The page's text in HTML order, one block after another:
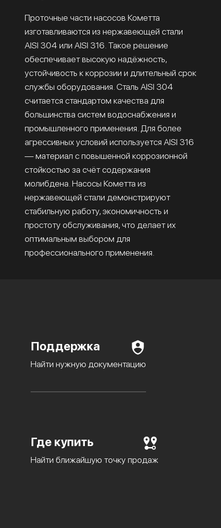
Проточные части насосов Кометта
изготавливаются из нержавеющей стали
AISI 304 или AISI 316. Такое решение
обеспечивает высокую надёжность,
устойчивость к коррозии и длительный срок
службы оборудования. Сталь AISI 304
считается стандартом качества для
большинства систем водоснабжения и
промышленного применения. Для более
агрессивных условий используется AISI 316
— материал с повышенной коррозионной
стойкостью за счёт содержания
молибдена. Насосы Кометта из
нержавеющей стали демонстрируют
стабильную работу, экономичность и
простоту обслуживания, что делает их
оптимальным выбором для
профессионального применения.
Поддержка
Найти нужную документацию
Где купить
Найти ближайшую точку продаж